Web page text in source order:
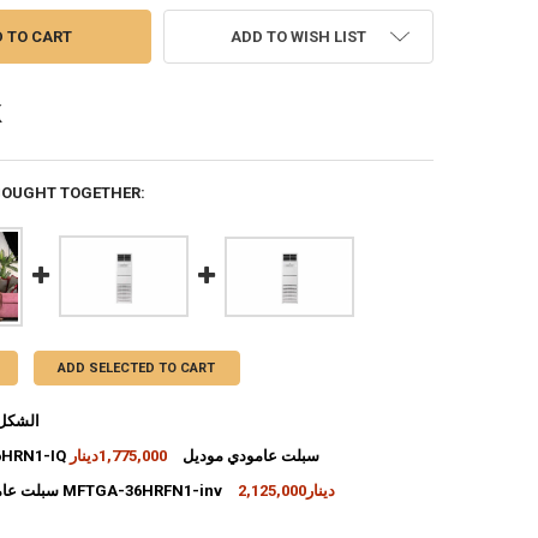
ADD TO WISH LIST
TOGETHER:
ADD SELECTED TO CART
الشكل
MFTGA-36HRN1-IQ سبلت عامودي موديل
1,775,000دينار
سبلت عامودي موديل MFTGA-36HRFN1-inv
2,125,000دينار